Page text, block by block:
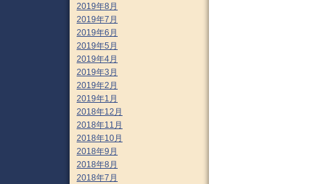
2019年8月
2019年7月
2019年6月
2019年5月
2019年4月
2019年3月
2019年2月
2019年1月
2018年12月
2018年11月
2018年10月
2018年9月
2018年8月
2018年7月